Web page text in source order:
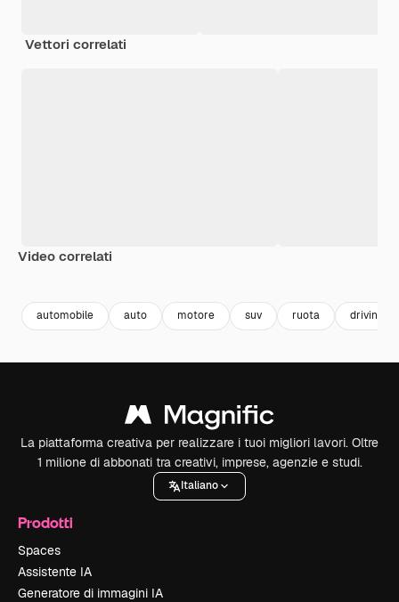
Vettori correlati
Video correlati
automobile auto motore suv ruota driving
La piattaforma creativa per realizzare i tuoi migliori lavori. Oltre
1 milione di abbonati tra creativi, imprese, agenzie e studi.
Italiano
Prodotti
Spaces
Assistente IA
Generatore di immagini IA